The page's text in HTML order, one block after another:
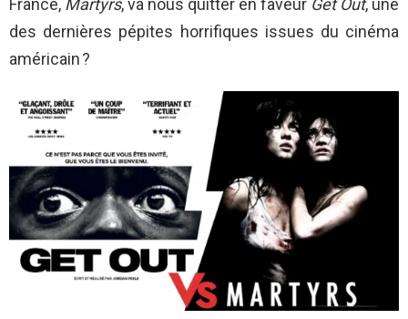
France, Martyrs, va nous quitter en faveur Get Out, une
des dernières pépites horrifiques issues du cinéma
américain ?